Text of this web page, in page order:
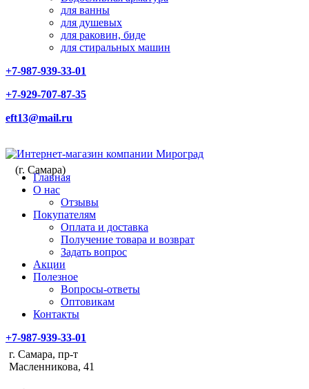
для ванны
для душевых
для раковин, биде
для стиральных машин
+7-987-939-33-01
+7-929-707-87-35
eft13@mail.ru
(г. Самара)
Главная
О нас
Отзывы
Покупателям
Оплата и доставка
Получение товара и возврат
Задать вопрос
Акции
Полезное
Вопросы-ответы
Оптовикам
Контакты
+7-987-939-33-01
г. Самара, пр-т
Масленникова, 41